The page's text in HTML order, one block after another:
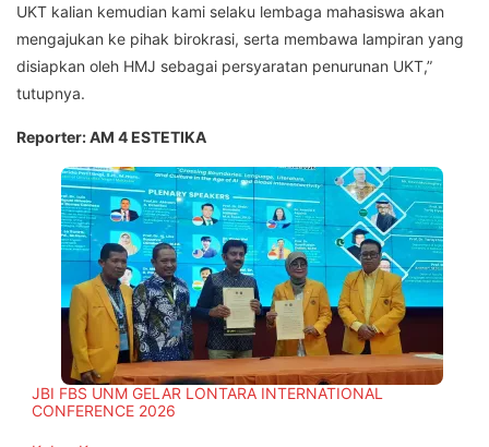
UKT kalian kemudian kami selaku lembaga mahasiswa akan
mengajukan ke pihak birokrasi, serta membawa lampiran yang
disiapkan oleh HMJ sebagai persyaratan penurunan UKT,”
tutupnya.
Reporter: AM 4 ESTETIKA
JBI FBS UNM GELAR LONTARA INTERNATIONAL
CONFERENCE 2026